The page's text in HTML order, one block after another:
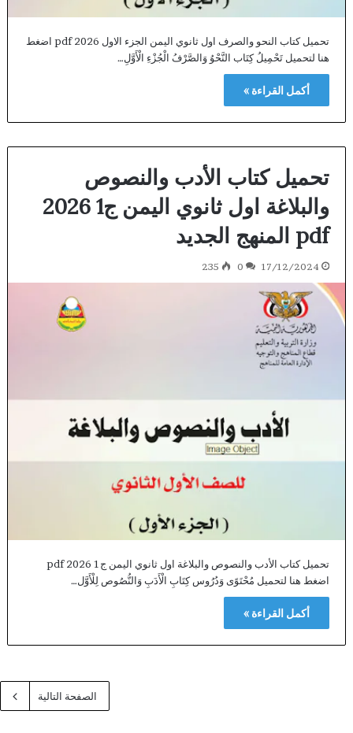
تحميل كتاب النحو والصرف اول ثانوي اليمن الجزء الاول 2026 pdf اضغط
هنا لتحميل تَحْمِيلُ كِتَاب النَّحْوُ وَالصَّرْفُ الْجُزْءِ الْأَوَّلِ…
أكمل القراءة »
تحميل كتاب الأدب والنصوص
والبلاغة اول ثانوي اليمن ج1 2026
pdf المنهج الجديد
17/12/2024
0
235
تحميل كتاب الأدب والنصوص والبلاغة اول ثانوي اليمن ج1 2026 pdf
اضغط هنا لتحميل مُحْتَوًى وَدُرُوس كِتَابِ الْأَدَبِ وَالنُّصُوص لِلْأَوَّل…
أكمل القراءة »
الصفحة التالية